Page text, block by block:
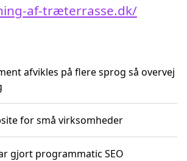
af-træterrasse.dk/
afvikles på flere sprog så overvej
for små virksomheder
gjort programmatic SEO